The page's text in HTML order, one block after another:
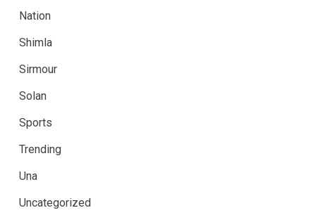
Nation
Shimla
Sirmour
Solan
Sports
Trending
Una
Uncategorized